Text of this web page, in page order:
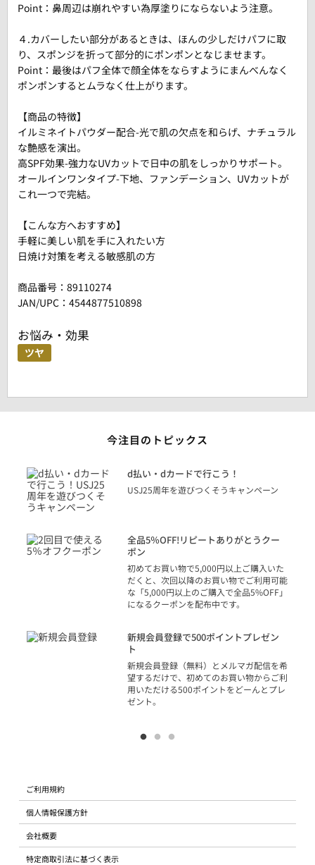
Point：鼻周辺は崩れやすい為厚塗りにならないよう注意。
４.カバーしたい部分があるときは、ほんの少しだけパフに取
り、スポンジを折って部分的にポンポンとなじませます。
Point：最後はパフ全体で顔全体をならすようにまんべんなく
ポンポンするとムラなく仕上がります。
【商品の特徴】
イルミネイトパウダー配合-光で肌の欠点を和らげ、ナチュラル
な艶感を演出。
高SPF効果-強力なUVカットで日中の肌をしっかりサポート。
オールインワンタイプ-下地、ファンデーション、UVカットが
これ一つで完結。
【こんな方へおすすめ】
手軽に美しい肌を手に入れたい方
日焼け対策を考える敏感肌の方
商品番号： 89110274
JAN/UPC：4544877510898
お悩み・効果
ツヤ
今注目のトピックス
d払い・dカードで行こう！
USJ25周年を遊びつくそうキャンペーン
全品5％OFF!リピートありがとうクー
ポン
初めてお買い物で5,000円以上ご購入いた
だくと、次回以降のお買い物でご利用可能
な「5,000円以上のご購入で全品5%OFF」
になるクーポンを配布中です。
新規会員登録で500ポイントプレゼン
ト
新規会員登録（無料）とメルマガ配信を希
望するだけで、初めてのお買い物からご利
用いただける500ポイントをどーんとプレ
ゼント。
ご利用規約
個人情報保護方針
会社概要
特定商取引法に基づく表示